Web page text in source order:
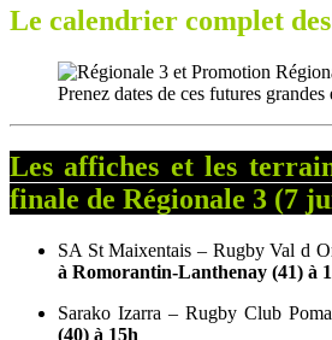
Le calendrier complet
Prenez dates de ces futures grandes
Les affiches et les
finale de Régionale 3 (7
SA St Maixentais – Rugby Val d
à Romorantin-Lanthenay (41) à
Sarako Izarra – Rugby Club
(40) à 15h